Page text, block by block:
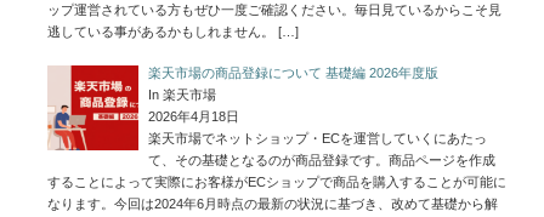
ップ運営されている方もぜひ一度ご確認ください。毎日見ているからこそ見
逃している事があるかもしれません。
[…]
楽天市場の商品登録について 基礎編 2026年度版
In 楽天市場
2026年4月18日
楽天市場でネットショップ・ECを運営していくにあたっ
て、その基礎となるのが商品登録です。商品ページを作成
することによって実際にお客様がECショップで商品を購入することが可能に
なります。今回は2024年6月時点の最新の状況に基づき、改めて基礎から解